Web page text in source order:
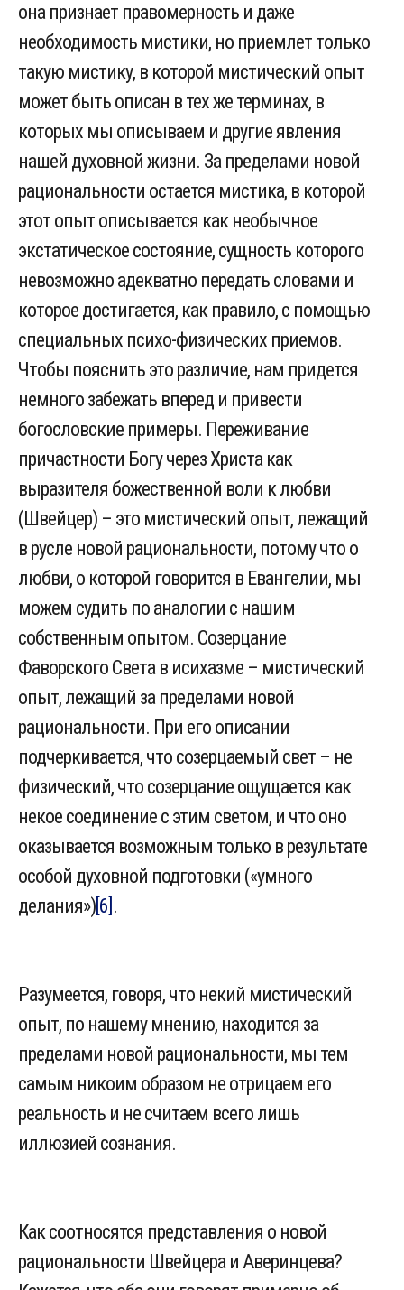
она признает правомерность и даже
необходимость мистики, но приемлет только
такую мистику, в которой мистический опыт
может быть описан в тех же терминах, в
которых мы описываем и другие явления
нашей духовной жизни. За пределами новой
рациональности остается мистика, в которой
этот опыт описывается как необычное
экстатическое состояние, сущность которого
невозможно адекватно передать словами и
которое достигается, как правило, с помощью
специальных психо-физических приемов.
Чтобы пояснить это различие, нам придется
немного забежать вперед и привести
богословские примеры. Переживание
причастности Богу через Христа как
выразителя божественной воли к любви
(Швейцер) – это мистический опыт, лежащий
в русле новой рациональности, потому что о
любви, о которой говорится в Евангелии, мы
можем судить по аналогии с нашим
собственным опытом. Созерцание
Фаворского Света в исихазме – мистический
опыт, лежащий за пределами новой
рациональности. При его описании
подчеркивается, что созерцаемый свет – не
физический, что созерцание ощущается как
некое соединение с этим светом, и что оно
оказывается возможным только в результате
особой духовной подготовки («умного
делания») [6] .
Разумеется, говоря, что некий мистический
опыт, по нашему мнению, находится за
пределами новой рациональности, мы тем
самым никоим образом не отрицаем его
реальность и не считаем всего лишь
иллюзией сознания.
Как соотносятся представления о новой
рациональности Швейцера и Аверинцева?